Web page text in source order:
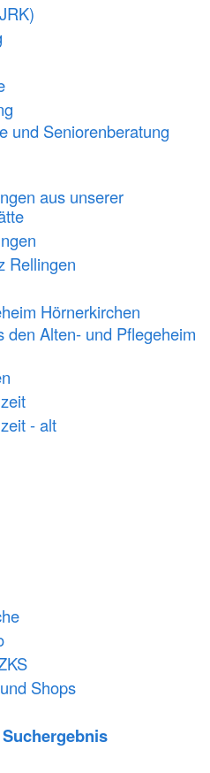
und Seniorenberatung
aus unserer
Rellingen
Hörnerkirchen
den Alten- und Pflegeheim
- alt
Shops